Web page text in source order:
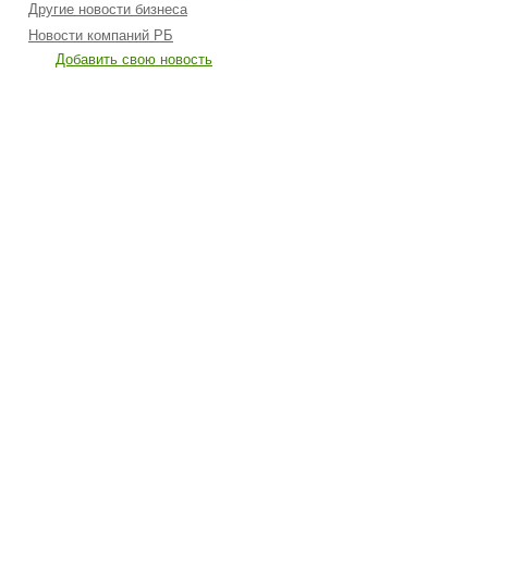
Другие новости бизнеса
Новости компаний РБ
Добавить свою новость